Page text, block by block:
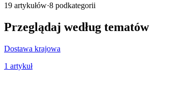
19 artykułów·8 podkategorii
Przeglądaj według tematów
Dostawa krajowa
1 artykuł